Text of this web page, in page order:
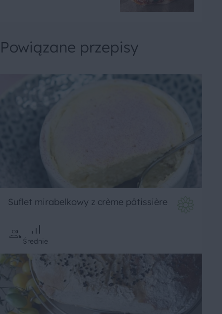
Powiązane przepisy
Suflet mirabelkowy z crème pâtissière
Średnie